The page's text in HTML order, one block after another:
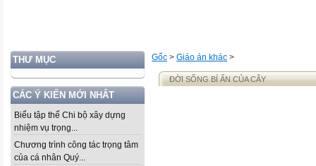
THƯ MỤC
CÁC Ý KIẾN MỚI NHẤT
Biểu tập thể Chi bộ xây dựng
nhiệm vụ trọng...
Chương trình công tác trọng tâm
của cá nhân Quý...
Gốc > Giáo án khác >
ĐỜI SỐNG BÍ ẨN CỦA CÂY